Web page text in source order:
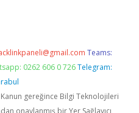
Teams:
0262 606 0 726 Telegram:
Kanun gereğince Bilgi Teknolojileri
onaylanmış bir Yer Sağlayıcı